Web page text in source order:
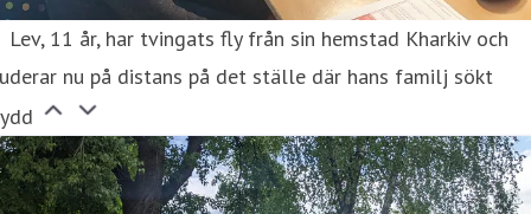
Lev, 11 år, har tvingats fly från sin hemstad Kharkiv och
nu på distans på det ställe där hans familj sökt